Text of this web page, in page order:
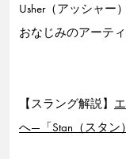
Usher（アッシャー
おなじみのアーテ
【スラング解説】
へ—「Stan（スタン